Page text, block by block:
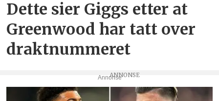
Dette sier Giggs etter at
Greenwood har tatt over
draktnummeret
Annonse